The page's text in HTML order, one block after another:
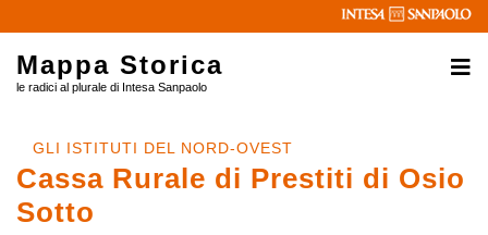
Mappa Storica
le radici al plurale di Intesa Sanpaolo
GLI ISTITUTI DEL NORD-OVEST
Cassa Rurale di Prestiti di Osio
Sotto